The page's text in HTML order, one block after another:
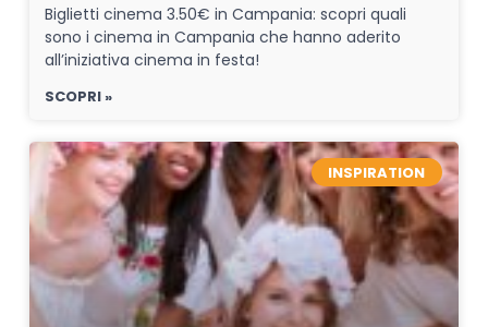
Biglietti cinema 3.50€ in Campania: scopri quali
sono i cinema in Campania che hanno aderito
all’iniziativa cinema in festa!
SCOPRI »
INSPIRATION